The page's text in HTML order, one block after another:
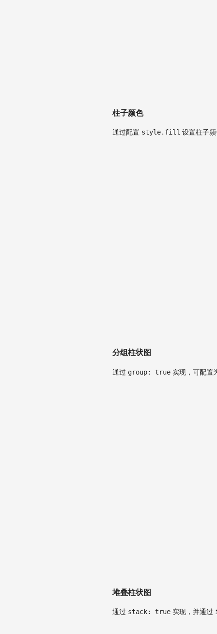
柱子颜色
通过配置 style.fill 设置柱子
分组柱状图
通过 group: true 实现，可配置
堆叠柱状图
通过 stack: true 实现，并通过